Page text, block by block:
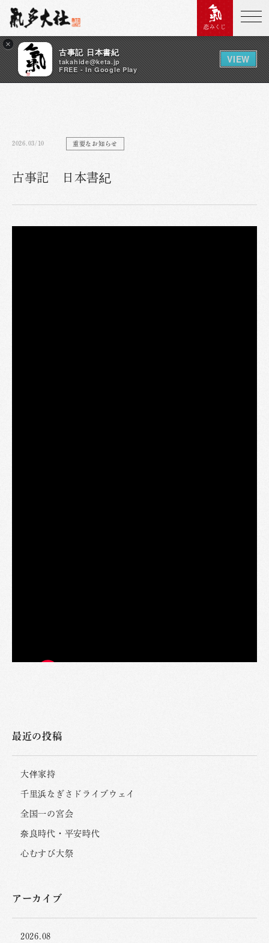
×
古事記 日本書紀
takahide@keta.jp
FREE - In Google Play
VIEW
恋みくじ
2026.03/10 重要なお知らせ
古事記 日本書紀
最近の投稿
大伴家持
千里浜なぎさドライブウェイ
全国一の宮会
奈良時代・平安時代
心むすび大祭
アーカイブ
2026.08